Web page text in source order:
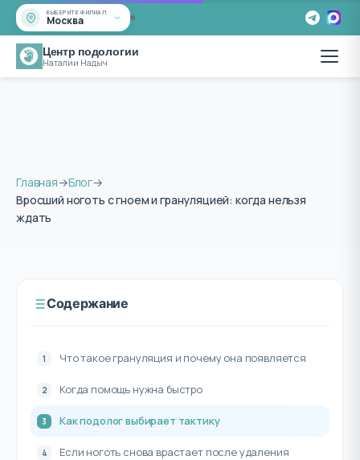
ВЫБЕРИТЕ ФИЛИАЛ
Москва
Центр подологии
Наталии Надыч
Главная→Блог→
Вросший ноготь с гноем и грануляцией: когда нельзя
ждать
Содержание
Что такое грануляция и почему она появляется
Когда помощь нужна быстро
Как подолог выбирает тактику
Если ноготь снова врастает после удаления